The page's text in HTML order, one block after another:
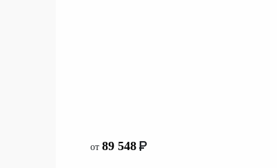
от 89 548
со склада
89 548